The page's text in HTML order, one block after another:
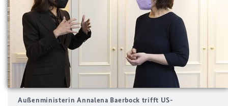
Außenministerin Annalena Baerbock trifft US-